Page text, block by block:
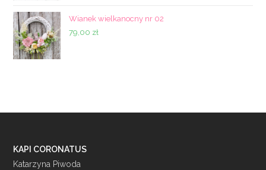
Wianek wielkanocny nr 02
79,00 zł
KAPI CORONATUS
Katarzyna Piwoda